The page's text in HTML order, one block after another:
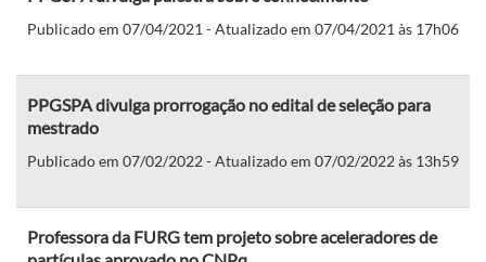
Publicado em 07/04/2021 - Atualizado em 07/04/2021 às 17h06
PPGSPA divulga prorrogação no edital de seleção para
mestrado
Publicado em 07/02/2022 - Atualizado em 07/02/2022 às 13h59
Professora da FURG tem projeto sobre aceleradores de